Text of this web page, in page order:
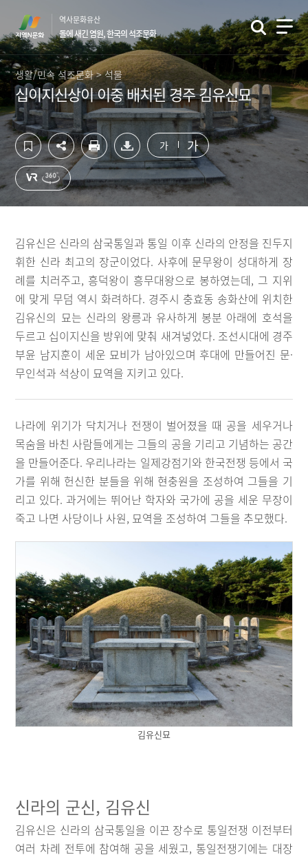
츠
영
역
바
로
가
기
영
역
바
로
가
기
역사문화유산
돌에 새긴 염원, 한국의 석조문화
생활/민속 석조문화 > 석물
십이지신상이 이중 배치된 경주 김유신묘
가 가
김유신은 신라의 삼국통일과 통일 이후 신라의 안정을 진두지
휘한 신라 최고의 장군이었다. 사후에 문무왕이 성대하게 장
례를 치러주고, 흥덕왕이 흥무대왕으로 봉하였는데, 그 지위
에 맞게 무덤 역시 화려하다. 경주시 충효동 송화산에 위치한
김유신의 묘는 신라의 왕릉과 유사하게 봉분 아래에 호석을
두르고 십이지신을 방위에 맞춰 새겨넣었다. 조선시대에 경주
부윤 남지훈이 세운 묘비가 남아있으며 후대에 만들어진 문·
무인석과 석상이 묘역을 지키고 있다.
나라에 위기가 닥치거나 전쟁이 벌어졌을 때 공을 세우거나
목숨을 바친 사람들에게는 그들의 공을 기리고 기념하는 공간
을 만들어준다. 우리나라는 일제강점기와 한국전쟁 등에서 국
가를 위해 헌신한 분들을 위해 현충원을 조성하여 그들을 기
리고 있다. 과거에는 뛰어난 학자와 국가에 공을 세운 무장이
죽고 나면 사당이나 사원, 묘역을 조성하여 그들을 추모했다.
김유신묘
신라의 군신, 김유신
김유신은 신라의 삼국통일을 이끈 장수로 통일전쟁 이전부터
여러 차례 전투에 참여해 공을 세웠고, 통일전쟁기에는 대장